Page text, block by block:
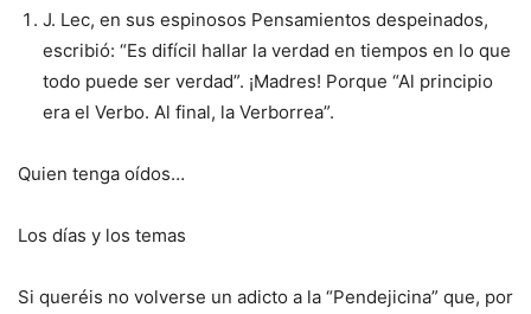
J. Lec, en sus espinosos Pensamientos despeinados,
escribió: “Es difícil hallar la verdad en tiempos en lo que
todo puede ser verdad”. ¡Madres! Porque “Al principio
era el Verbo. Al final, la Verborrea”.
Quien tenga oídos…
Los días y los temas
Si queréis no volverse un adicto a la “Pendejicina” que, por